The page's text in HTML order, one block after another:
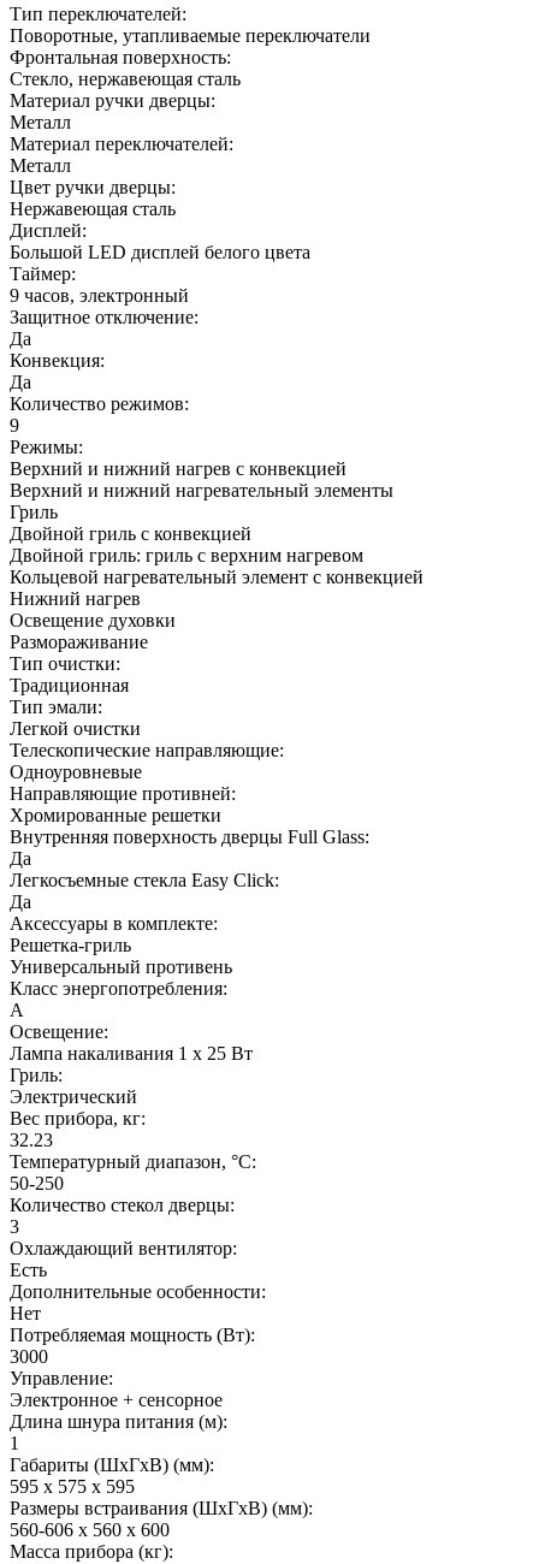
Тип переключателей:
Поворотные, утапливаемые переключатели
Фронтальная поверхность:
Стекло, нержавеющая сталь
Материал ручки дверцы:
Металл
Материал переключателей:
Металл
Цвет ручки дверцы:
Нержавеющая сталь
Дисплей:
Большой LED дисплей белого цвета
Таймер:
9 часов, электронный
Защитное отключение:
Да
Конвекция:
Да
Количество режимов:
9
Режимы:
Верхний и нижний нагрев с конвекцией
Верхний и нижний нагревательный элементы
Гриль
Двойной гриль с конвекцией
Двойной гриль: гриль с верхним нагревом
Кольцевой нагревательный элемент с конвекцией
Нижний нагрев
Освещение духовки
Размораживание
Тип очистки:
Традиционная
Тип эмали:
Легкой очистки
Телескопические направляющие:
Одноуровневые
Направляющие противней:
Хромированные решетки
Внутренняя поверхность дверцы Full Glass:
Да
Легкосъемные стекла Easy Click:
Да
Аксессуары в комплекте:
Решетка-гриль
Универсальный противень
Класс энергопотребления:
A
Освещение:
Лампа накаливания 1 х 25 Вт
Гриль:
Электрический
Вес прибора, кг:
32.23
Температурный диапазон, °C:
50-250
Количество стекол дверцы:
3
Охлаждающий вентилятор:
Есть
Дополнительные особенности:
Нет
Потребляемая мощность (Вт):
3000
Управление:
Электронное + сенсорное
Длина шнура питания (м):
1
Габариты (ШхГxВ) (мм):
595 х 575 х 595
Размеры встраивания (ШхГxВ) (мм):
560-606 х 560 х 600
Масса прибора (кг):